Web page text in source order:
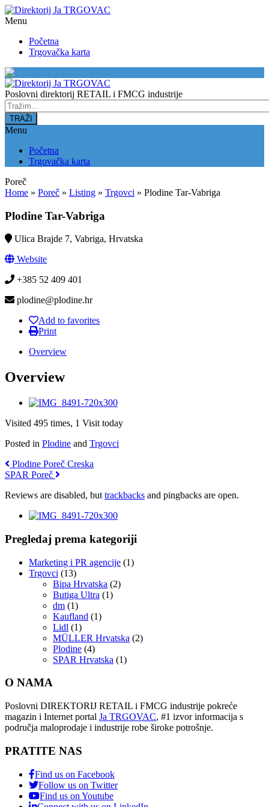
Menu
Početna
Trgovačka karta
Poslovni direktorij RETAIL i FMCG industrije
Menu
Početna
Trgovačka karta
Poreč
Home » Poreč » Listing » Trgovci » Plodine Tar-Vabriga
Plodine Tar-Vabriga
Ulica Brajde 7, Vabriga, Hrvatska
Website
+385 52 409 401
plodine@plodine.hr
Add to favorites
Print
Overview
Overview
Visited 495 times, 1 Visit today
Posted in Plodine and Trgovci
Plodine Poreč Creska
SPAR Poreč
Reviews are disabled, but trackbacks and pingbacks are open.
Pregledaj prema kategoriji
Marketing i PR agencije (1)
Trgovci (13)
Bipa Hrvatska (2)
Butiga Ultra (1)
dm (1)
Kaufland (1)
Lidl (1)
MÜLLER Hrvatska (2)
Plodine (4)
SPAR Hrvatska (1)
O NAMA
Poslovni DIREKTORIJ RETAIL i FMCG industrije pokreće
magazin i Internet portal Ja TRGOVAC, #1 izvor informacija s
područja maloprodaje i industrije robe široke potrošnje.
PRATITE NAS
Find us on Facebook
Follow us on Twitter
Find us on Youtube